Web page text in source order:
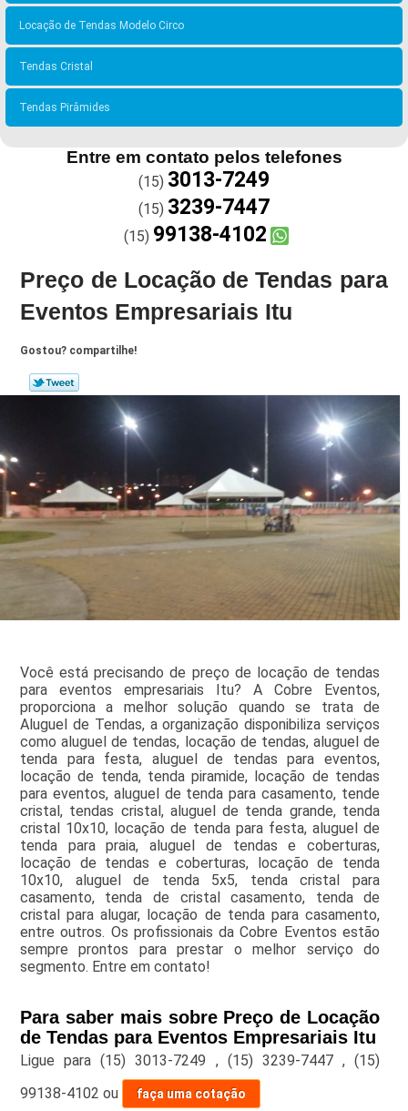
Locação de Tendas Modelo Circo
Tendas Cristal
Tendas Pirâmides
Entre em contato pelos telefones
(15) 3013-7249
(15) 3239-7447
(15) 99138-4102
Preço de Locação de Tendas para
Eventos Empresariais Itu
Gostou? compartilhe!
Você está precisando de preço de locação de tendas
para eventos empresariais Itu? A Cobre Eventos,
proporciona a melhor solução quando se trata de
Aluguel de Tendas, a organização disponibiliza serviços
como aluguel de tendas, locação de tendas, aluguel de
tenda para festa, aluguel de tendas para eventos,
locação de tenda, tenda piramide, locação de tendas
para eventos, aluguel de tenda para casamento, tende
cristal, tendas cristal, aluguel de tenda grande, tenda
cristal 10x10, locação de tenda para festa, aluguel de
tenda para praia, aluguel de tendas e coberturas,
locação de tendas e coberturas, locação de tenda
10x10, aluguel de tenda 5x5, tenda cristal para
casamento, tenda de cristal casamento, tenda de
cristal para alugar, locação de tenda para casamento,
entre outros. Os profissionais da Cobre Eventos estão
sempre prontos para prestar o melhor serviço do
segmento. Entre em contato!
Para saber mais sobre Preço de Locação
de Tendas para Eventos Empresariais Itu
Ligue para(15) 3013-7249 , (15) 3239-7447 ,(15)
99138-4102 ou faça uma cotação